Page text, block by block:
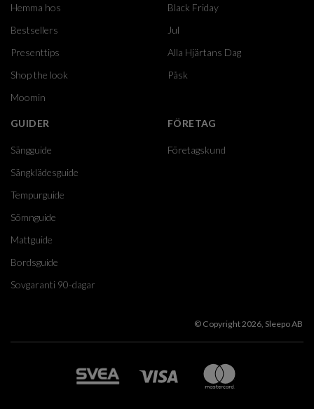
Hemma hos
Bestsellers
Presenttips
Shop the look
Moomin
Black Friday
Jul
Alla Hjärtans Dag
Påsk
GUIDER
Sängguide
Sängklädesguide
Tempurguide
Sömnguide
Mattguide
Bordsguide
Sovgaranti 90-dagar
FÖRETAG
Företagskund
© Copyright 2026, Sleepo AB